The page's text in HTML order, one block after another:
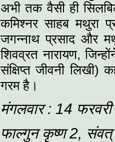
अभी तक वैसी ही
कमिश्‍नर साहब मथुरा
जगन्‍नाथ प्रसाद और
शिवव्रत नारायण,
संक्षिप्‍त जीवनी
गरम है।
मंगलवार : 14
फाल्‍गुन कृष्‍ण 2,